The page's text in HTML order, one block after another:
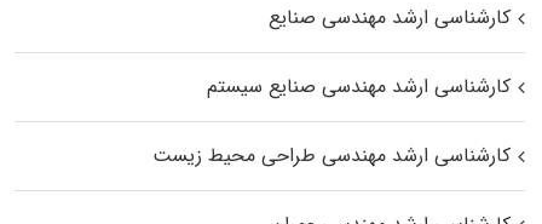
کارشناسی ارشد مهندسی صنایع
کارشناسی ارشد مهندسی صنایع سیستم
کارشناسی ارشد مهندسی طراحی محیط زیست